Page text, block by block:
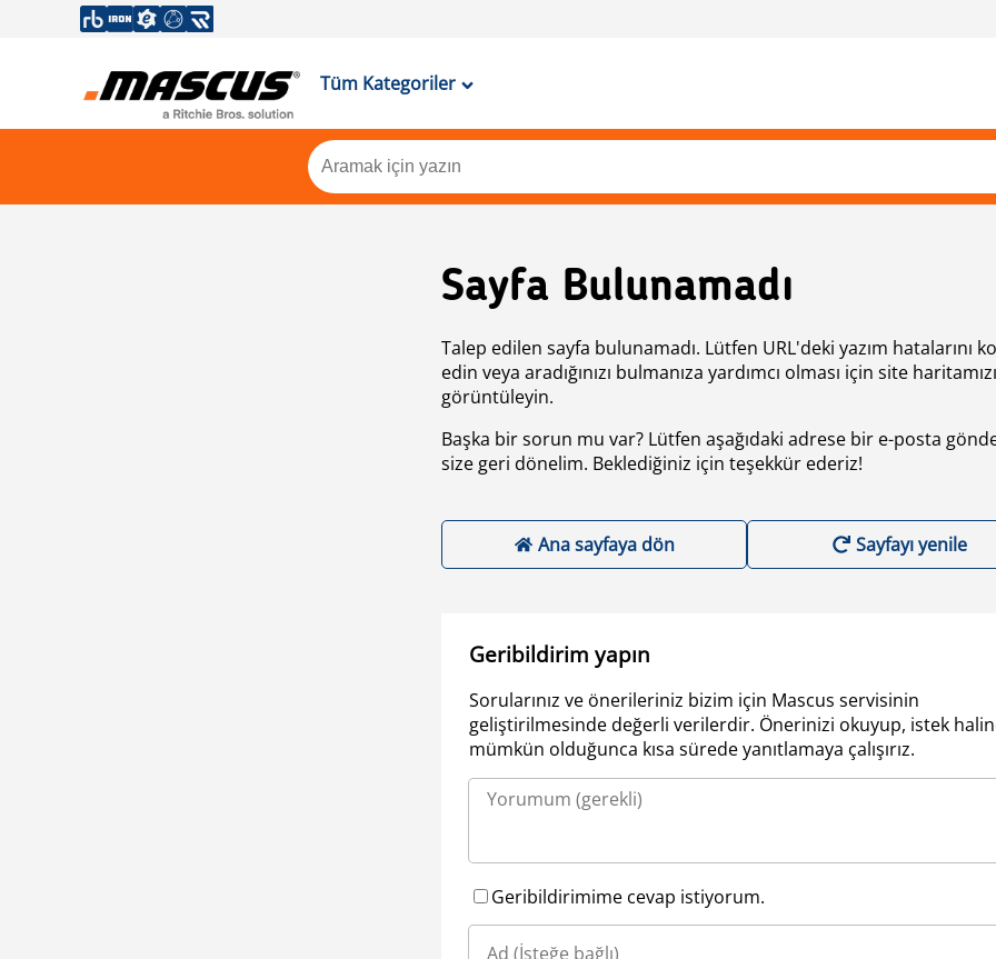
Tüm Kategoriler
Sayfa Bulunamadı
Talep edilen sayfa bulunamadı. Lütfen URL'deki yazım hatalarını
edin veya aradığınızı bulmanıza yardımcı olması için site haritamızı
görüntüleyin.
Başka bir sorun mu var? Lütfen aşağıdaki adrese bir e-posta
size geri dönelim. Beklediğiniz için teşekkür ederiz!
Ana sayfaya dön Sayfayı yenile
Geribildirim yapın
Sorularınız ve önerileriniz bizim için Mascus servisinin
geliştirilmesinde değerli verilerdir. Önerinizi okuyup, istek
mümkün olduğunca kısa sürede yanıtlamaya çalışırız.
Geribildirimime cevap istiyorum.